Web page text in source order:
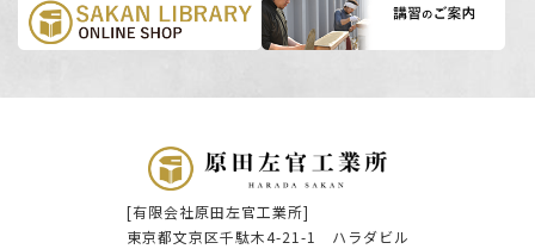
[有限会社原田左官工業所]
東京都文京区千駄木4-21-1 ハラダビル